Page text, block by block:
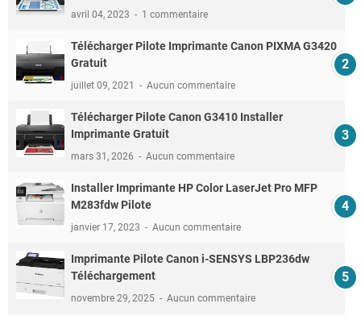
avril 04, 2023 1 commentaire
Télécharger Pilote Imprimante Canon PIXMA G3420
Gratuit
juillet 09, 2021 Aucun commentaire
Télécharger Pilote Canon G3410 Installer
Imprimante Gratuit
mars 31, 2026 Aucun commentaire
Installer Imprimante HP Color LaserJet Pro MFP
M283fdw Pilote
janvier 17, 2023 Aucun commentaire
Imprimante Pilote Canon i-SENSYS LBP236dw
Téléchargement
novembre 29, 2025 Aucun commentaire